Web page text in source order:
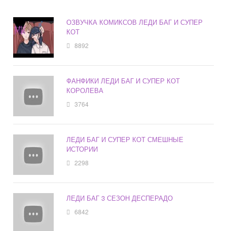
ОЗВУЧКА КОМИКСОВ ЛЕДИ БАГ И СУПЕР
КОТ
8892
ФАНФИКИ ЛЕДИ БАГ И СУПЕР КОТ
КОРОЛЕВА
3764
ЛЕДИ БАГ И СУПЕР КОТ СМЕШНЫЕ
ИСТОРИИ
2298
ЛЕДИ БАГ 3 СЕЗОН ДЕСПЕРАДО
6842